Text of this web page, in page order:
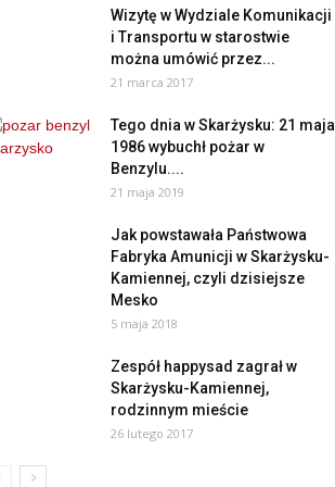
Wizytę w Wydziale Komunikacji
i Transportu w starostwie
można umówić przez...
21 marca 2017
Tego dnia w Skarżysku: 21 maja
1986 wybuchł pożar w
Benzylu....
21 maja 2019
Jak powstawała Państwowa
Fabryka Amunicji w Skarżysku-
Kamiennej, czyli dzisiejsze
Mesko
5 maja 2018
Zespół happysad zagrał w
Skarżysku-Kamiennej,
rodzinnym mieście
26 lutego 2017